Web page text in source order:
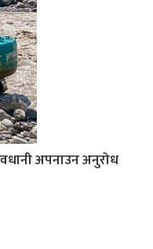
अपनाउन अनुरोध